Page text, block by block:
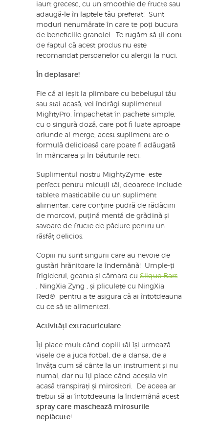
iaurt grecesc, cu un smoothie de fructe sau
adaugă-le în laptele tău preferat! Sunt
moduri nenumărate în care te poți bucura
de beneficiile granolei. Te rugăm să ții cont
de faptul că acest produs nu este
recomandat persoanelor cu alergii la nuci.
În deplasare!
Fie că ai ieșit la plimbare cu bebelușul tău
sau stai acasă, vei îndrăgi suplimentul
MightyPro. Împachetat în pachete simple,
cu o singură doză, care pot fi luate aproape
oriunde ai merge, acest supliment are o
formulă delicioasă care poate fi adăugată
în mâncarea și în băuturile reci.
Suplimentul nostru MightyZyme este
perfect pentru micuții tăi, deoarece include
tablete masticabile cu un supliment
alimentar, care conține pudră de rădăcini
de morcovi, puțină mentă de grădină și
savoare de fructe de pădure pentru un
răsfăț delicios.
Copiii nu sunt singurii care au nevoie de
gustări hrănitoare la îndemână! Umple-ți
frigiderul, geanta și cămara cu Slique Bars
, NingXia Zyng , și pliculețe cu NingXia
Red® pentru a te asigura că ai întotdeauna
cu ce să te alimentezi.
Activități extracuriculare
Îți place mult când copiii tăi își urmează
visele de a juca fotbal, de a dansa, de a
învăța cum să cânte la un instrument și nu
numai, dar nu îți place când aceștia vin
acasă transpirați și mirositori. De aceea ar
trebui să ai întotdeauna la îndemână acest
spray care maschează mirosurile
neplăcute!